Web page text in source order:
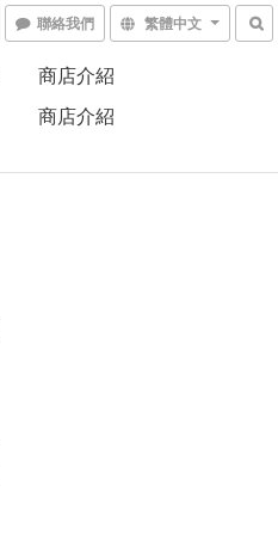
聯絡我們 繁體中文
商店介紹
商店介紹